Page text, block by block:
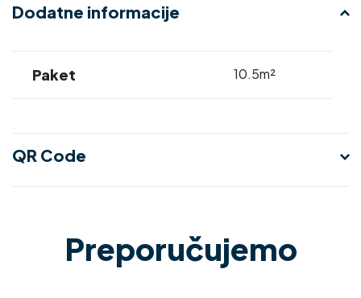
Dodatne informacije
Paket 10.5m²
QR Code
Preporučujemo